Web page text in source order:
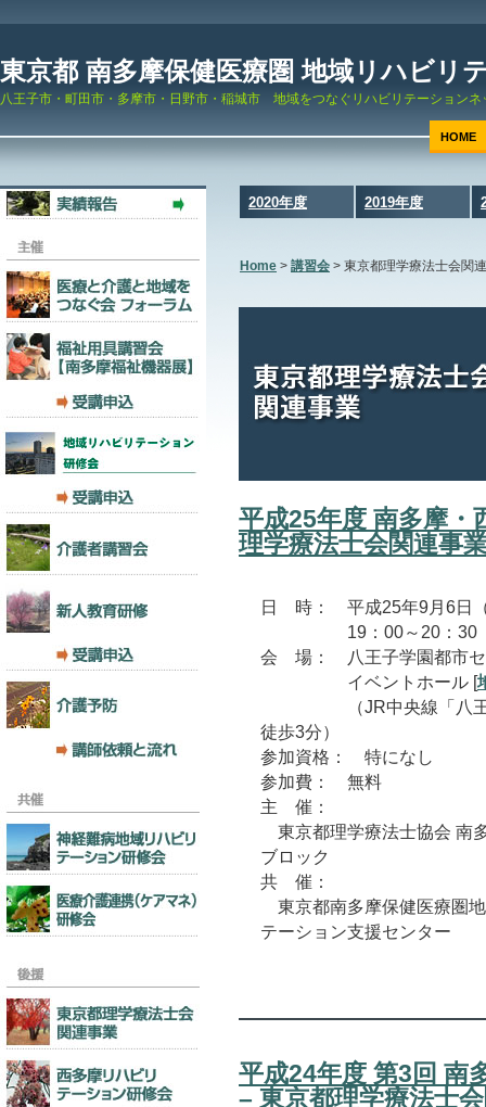
東京都 南多摩保健医療圏 地域リハビリ
八王子市・町田市・多摩市・日野市・稲城市 地域をつなぐリハビリテーションネ
HOME
2020年度 2019年度
Home > 講習会 > 東京都理学療法士会関
平成25年度 南多摩・
理学療法士会関連事
日 時： 平成25年9月6日
19：00～20：30
会 場： 八王子学園都市セ
イベントホール [
（JR中央線「八王
徒歩3分）
参加資格： 特になし
参加費： 無料
主 催：
東京都理学療法士協会 南
ブロック
共 催：
東京都南多摩保健医療圏
テーション支援センター
平成24年度 第3回 南
– 東京都理学療法士